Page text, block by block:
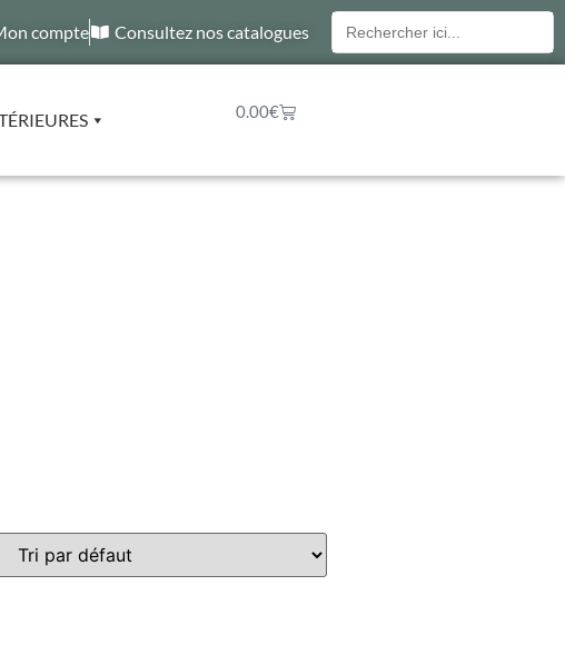
compte Consultez nos catalogues
Recherche
pour :
0.00€